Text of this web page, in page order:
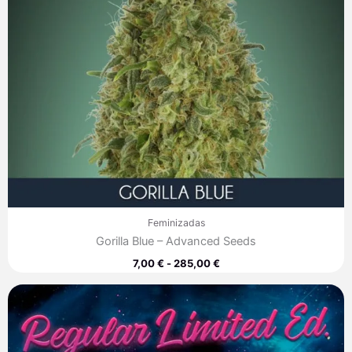
Feminizadas
Gorilla Blue – Advanced Seeds
7,00€ - 285,00€